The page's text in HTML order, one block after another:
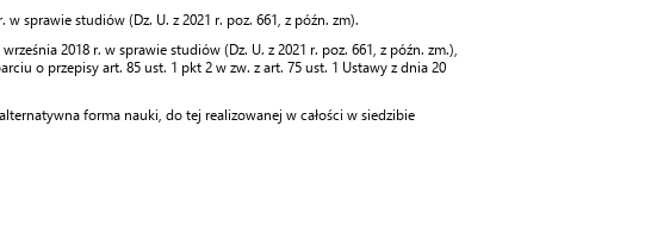
sprawie studiów (Dz. U. z 2021 r. poz. 661, z późn. zm).
2018 r. w sprawie studiów (Dz. U. z 2021 r. poz. 661, z późn. zm.),
o przepisy art. 85 ust. 1 pkt 2 w zw. z art. 75 ust. 1 Ustawy z dnia 20
forma nauki, do tej realizowanej w całości w siedzibie